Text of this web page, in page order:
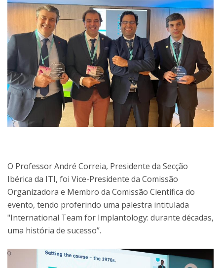
O Professor André Correia, Presidente da Secção
Ibérica da ITI, foi Vice-Presidente da Comissão
Organizadora e Membro da Comissão Científica do
evento, tendo proferindo uma palestra intitulada
"International Team for Implantology: durante décadas,
uma história de sucesso”.